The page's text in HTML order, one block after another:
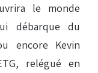
le monde
débarque du
encore Kevin
relégué en